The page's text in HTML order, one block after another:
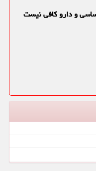
و دارو کافی نیست